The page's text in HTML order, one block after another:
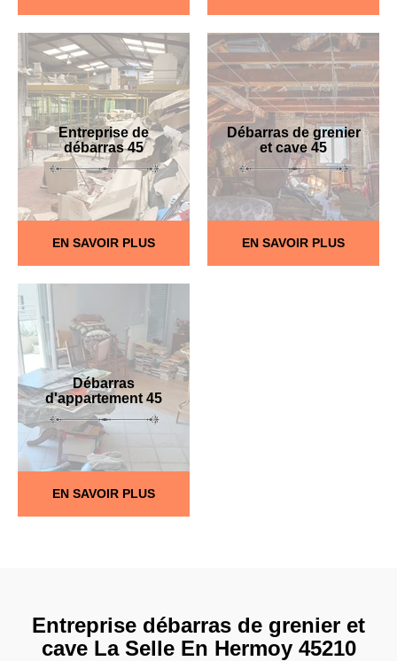
Entreprise de
débarras 45
EN SAVOIR PLUS
Débarras de grenier
et cave 45
EN SAVOIR PLUS
Débarras
d'appartement 45
EN SAVOIR PLUS
Entreprise débarras de grenier et
cave La Selle En Hermoy 45210